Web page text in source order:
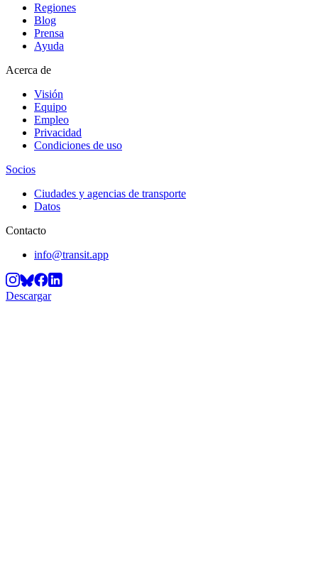
Regiones
Blog
Prensa
Ayuda
Acerca de
Visión
Equipo
Empleo
Privacidad
Condiciones de uso
Socios
Ciudades y agencias de transporte
Datos
Contacto
info@transit.app
Descargar